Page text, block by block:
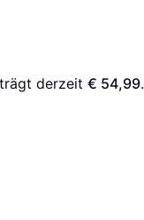
derzeit € 54,99.